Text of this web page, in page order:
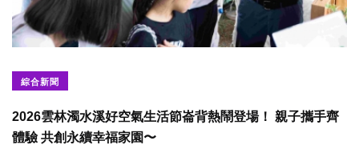
綜合新聞
2026雲林濁水溪好空氣生活節崙背熱鬧登場！ 親子攜手齊
體驗 共創永續幸福家園〜